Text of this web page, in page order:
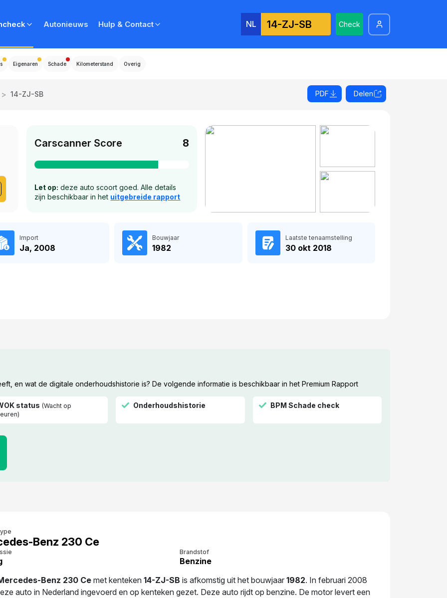
Autonieuws Hulp & Contact NL Check
Eigenaren Schade Kilometerstand Overig
> 14-ZJ-SB PDF Delen
Carscanner Score 8
Let op: deze auto scoort goed. Alle details
zijn beschikbaar in het uitgebreide rapport
Import
Ja, 2008
Bouwjaar
1982
Laatste tenaamstelling
30 okt 2018
en wat de digitale onderhoudshistorie is? De volgende informatie is beschikbaar in het Premium Rapport
status (Wacht op
Onderhoudshistorie BPM Schade check
Benz 230 Ce
Brandstof
Benzine
Benz 230 Cemet kenteken 14-ZJ-SB is afkomstig uit het bouwjaar 1982. In februari 2008
auto in Nederland ingevoerd en op kenteken gezet. Deze auto rijdt op benzine. De motor levert een